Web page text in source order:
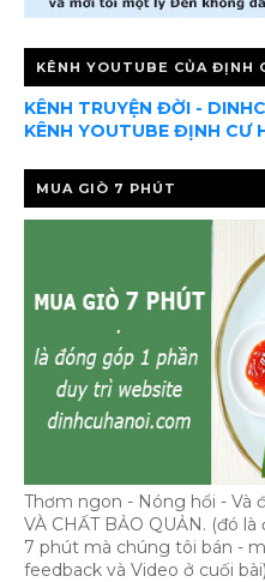
KÊNH YOUTUBE CỦA ĐỊNH
KÊNH TRUYỆN ĐỜI -
KÊNH YOUTUBE ĐỊNH CƯ
MUA GIÒ 7 PHÚT
Thơm ngon - Nóng hổi - Và
VÀ CHẤT BẢO QUẢN. (đó
7 phút mà chúng tôi bán -
feedback và Video ở cuối bài)